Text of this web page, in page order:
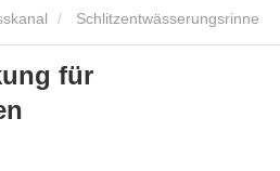
Schlitzentwässerungsrinne
für